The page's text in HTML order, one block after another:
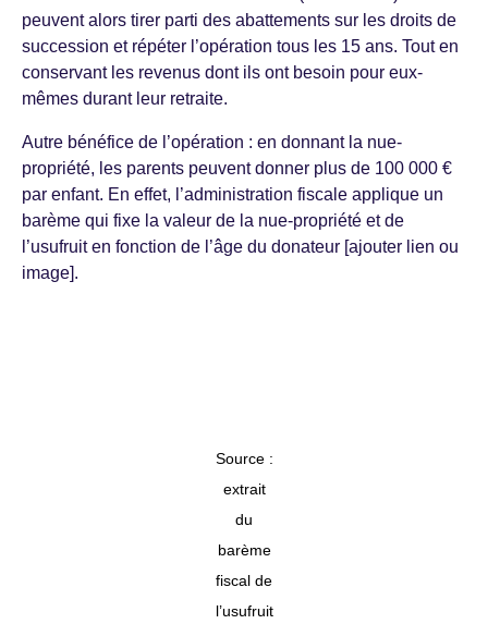
peuvent alors tirer parti des abattements sur les droits de
succession et répéter l’opération tous les 15 ans. Tout en
conservant les revenus dont ils ont besoin pour eux-
mêmes durant leur retraite.
Autre bénéfice de l’opération : en donnant la nue-
propriété, les parents peuvent donner plus de 100 000 €
par enfant. En effet, l’administration fiscale applique un
barème qui fixe la valeur de la nue-propriété et de
l’usufruit en fonction de l’âge du donateur [ajouter lien ou
image].
Source :
extrait
du
barème
fiscal de
l’usufruit